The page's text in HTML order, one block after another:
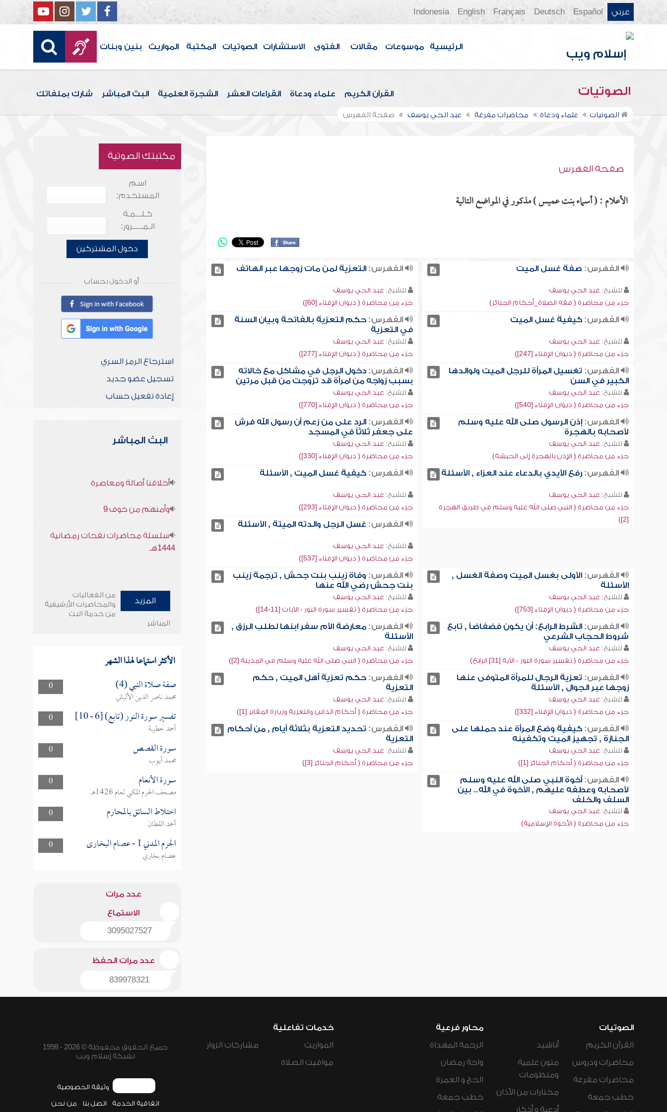
عربي Español
Deutsch
Français
English
Indonesia
الرئيسية موسوعات مقالات الفتوى الاستشارات الصوتيات المكتبة المواريث بنين وبنات
الصوتيات القرآن الكريم علماء ودعاة القراءات العشر الشجرة العلمية البث المباشر شارك بملفاتك
الصوتيات علماء ودعاة محاضرات مفرغة عبد الحي يوسف صفحة الفهرس
صفحة الفهرس
الأعلام : ( أسماء بنت عميس ) مذكور في المواضع التالية
الفهرس: صفة غسل الميت
للشيخ: عبد الحي يوسف
جزء من محاضرة ( فقه الصلاة_أحكام الجنائز)
الفهرس: التعزية لمن مات زوجها عبر الهاتف
للشيخ: عبد الحي يوسف
جزء من محاضرة ( ديوان الإفتاء [60])
الفهرس:كيفية غسل الميت
للشيخ: عبد الحي يوسف
جزء من محاضرة ( ديوان الإفتاء [247])
الفهرس: حكم التعزية بالفاتحة وبيان السنة
في التعزية
للشيخ: عبد الحي يوسف
جزء من محاضرة ( ديوان الإفتاء [277])
الفهرس: تغسيل المرأة للرجل الميت ولوالدها
الكبير في السن
للشيخ: عبد الحي يوسف
جزء من محاضرة ( ديوان الإفتاء [540])
الفهرس: دخول الرجل في مشاكل مع خالاته
بسبب زواجه من امرأة قد تزوجت من قبل مرتين
للشيخ: عبد الحي يوسف
جزء من محاضرة ( ديوان الإفتاء [770])
الفهرس:إذن الرسول صلى الله عليه وسلم
لأصحابه بالهجرة
للشيخ: عبد الحي يوسف
جزء من محاضرة ( الإذن بالهجرة إلى الحبشة)
الفهرس: الرد على من زعم أن رسول الله فرش
على جعفر ثلاثاً في المسجد
للشيخ: عبد الحي يوسف
جزء من محاضرة ( ديوان الإفتاء [330])
الفهرس:رفع الأيدي بالدعاء عند العزاء , الأسئلة
للشيخ: عبد الحي يوسف
جزء من محاضرة ( النبي صلى الله عليه وسلم في طريق الهجرة
[2])
الفهرس: كيفية غسل الميت , الأسئلة
للشيخ: عبد الحي يوسف
جزء من محاضرة ( ديوان الإفتاء [293])
الفهرس: غسل الرجل والدته الميتة , الأسئلة
للشيخ: عبد الحي يوسف
جزء من محاضرة ( ديوان الإفتاء [537])
الفهرس:الأولى بغسل الميت وصفة الغسل ,
الأسئلة
للشيخ: عبد الحي يوسف
جزء من محاضرة ( ديوان الإفتاء [753])
الفهرس: وفاة زينب بنت جحش , ترجمة زينب
بنت جحش رضي الله عنها
للشيخ: عبد الحي يوسف
جزء من محاضرة ( تفسير سورة النور - الآيات [11-14])
الفهرس:الشرط الرابع: أن يكون فضفاضاً , تابع
شروط الحجاب الشرعي
للشيخ: عبد الحي يوسف
جزء من محاضرة ( تفسير سورة النور - الآية [31] الرابع)
الفهرس: معارضة الأم سفر ابنها لطلب الرزق ,
الأسئلة
للشيخ: عبد الحي يوسف
جزء من محاضرة ( النبي صلى الله عليه وسلم في المدينة [2])
الفهرس: تعزية الرجال للمرأة المتوفى عنها
زوجها عبر الجوال , الأسئلة
للشيخ: عبد الحي يوسف
جزء من محاضرة ( ديوان الإفتاء [332])
الفهرس: حكم تعزية أهل الميت , حكم
التعزية
للشيخ: عبد الحي يوسف
جزء من محاضرة ( أحكام الدفن والتعزية وزيارة المقابر [1])
الفهرس:كيفية وضع المرأة عند حملها على
الجنازة , تجهيز الميت وتكفينه
للشيخ: عبد الحي يوسف
جزء من محاضرة ( أحكام الجنائز [1])
الفهرس: تحديد التعزية بثلاثة أيام , من أحكام
التعزية
للشيخ: عبد الحي يوسف
جزء من محاضرة ( أحكام الجنائز [3])
الفهرس:أخوة النبي صلى الله عليه وسلم
لأصحابه وعطفه عليهم , الأخوة في الله.. بين
السلف والخلف
للشيخ: عبد الحي يوسف
جزء من محاضرة ( الأخوة الإسلامية)
مكتبتك الصوتية
اسم
المستخدم:
كـلـــمـة
الـمـــــرور:
دخول المشتركين
أو الدخول بحساب
استرجاع الرمز السري
تسجيل عضو جديد
إعادة تفعيل حساب
البث المباشر
أخلاقنا أصالة ومعاصرة
وأمنهم من خوف 9
سلسلة محاضرات نفحات رمضانية
1444هـ
المزيد
من الفعاليات
والمحاضرات الأرشيفية
من خدمة البث
المباشر
الأكثر استماعا لهذا الشهر
0 صفة صلاة النبي (4)
محمد ناصر الدين الألباني
0
تفسير سورة النور (تابع) [6 - 10]
أحمد حطيبة
0
سورة القصص
محمد أيوب
0
سورة الأنعام
مصحف الحرم المكي لعام 1426هـ
0
اختلاط السائق بالمحارم
أحمد القطان
0
الحرم المدني 1 - عصام البخارى
عصام بخاري
عدد مرات
الاستماع
3095027527
عدد مرات الحفظ
839978321
الصوتيات
القرآن الكريم
محاضرات ودروس
محاضرات مفرغة
خطب جمعة
أناشيد
متون علمية
ومنظومات
مختارات من الأذان
أدعية و أذكار
محاور فرعية
الرحمة المهداة
واحة رمضان
الحج و العمرة
خطب جمعة
خدمات تفاعلية
المواريث
مواقيت الصلاة
مشاركات الزوار
جميع الحقوق محفوظة © 2026 - 1998
لشبكة إسلام ويب
وثيقة الخصوصية
اتفاقية الخدمة اتصل بنا من نحن